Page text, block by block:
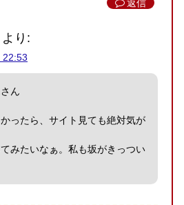
返信
より:
22:53
ん
ったら、サイト見ても絶対気が
みたいなぁ。私も坂がきっつい